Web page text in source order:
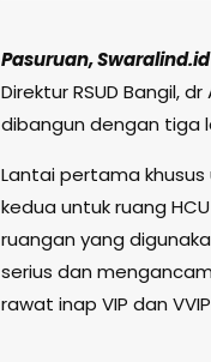
Pasuruan, Swaralind.id
Direktur RSUD Bangil,
dibangun dengan
Lantai pertama khusus
kedua untuk ruang
ruangan yang
serius dan
rawat inap VIP dan